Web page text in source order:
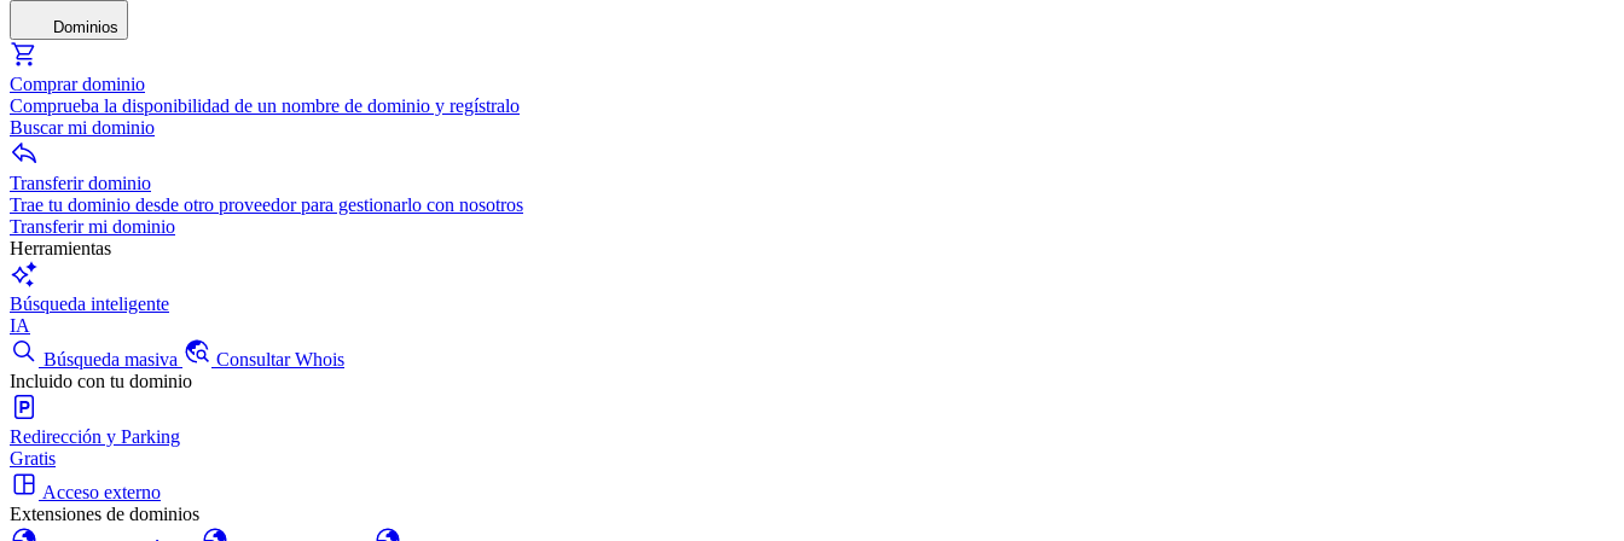
Dominios
Comprar dominio
Comprueba la disponibilidad de un nombre de dominio y regístralo
Buscar mi dominio
Transferir dominio
Trae tu dominio desde otro proveedor para gestionarlo con nosotros
Transferir mi dominio
Herramientas
Búsqueda inteligente
IA
Búsqueda masiva
Consultar Whois
Incluido con tu dominio
Redirección y Parking
Gratis
Acceso externo
Extensiones de dominios